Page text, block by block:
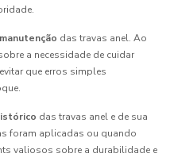
das travas anel. Ao
a necessidade de cuidar
que erros simples
das travas anel e de sua
foram aplicadas ou quando
valiosos sobre a durabilidade e